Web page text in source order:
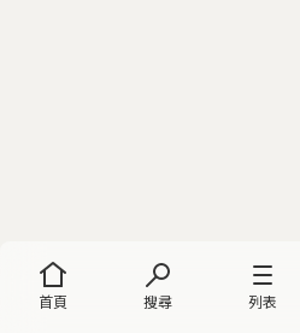
首頁 搜尋 列表